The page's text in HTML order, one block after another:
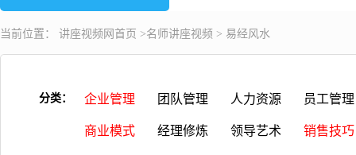
当前位置： 讲座视频 网首页 >名师讲座视频 > 易经风水
分类： 企业管理 团队管理 人力资源 员工管理
商业模式 经理修炼 领导艺术 销售技巧